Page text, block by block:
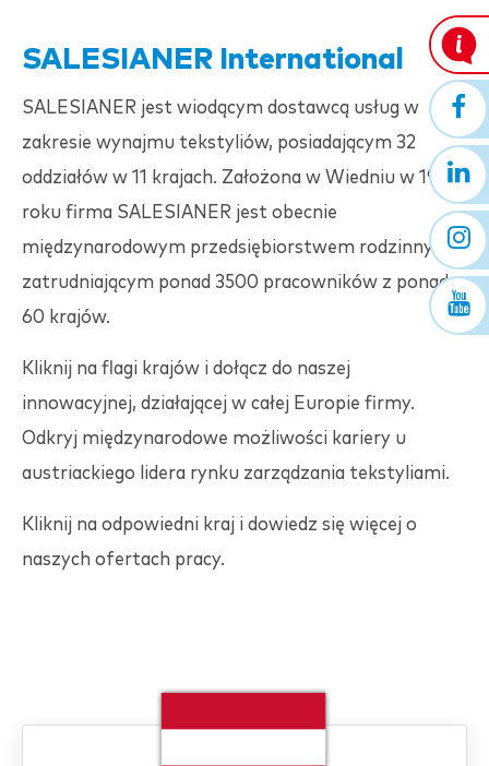
SALESIANER International
SALESIANER jest wiodącym dostawcą usług w
zakresie wynajmu tekstyliów, posiadającym 32
oddziałów w 11 krajach. Założona w Wiedniu w 1916
roku firma SALESIANER jest obecnie
międzynarodowym przedsiębiorstwem rodzinnym,
zatrudniającym ponad 3500 pracowników z ponad
60 krajów.
Kliknij na flagi krajów i dołącz do naszej
innowacyjnej, działającej w całej Europie firmy.
Odkryj międzynarodowe możliwości kariery u
austriackiego lidera rynku zarządzania tekstyliami.
Kliknij na odpowiedni kraj i dowiedz się więcej o
naszych ofertach pracy.